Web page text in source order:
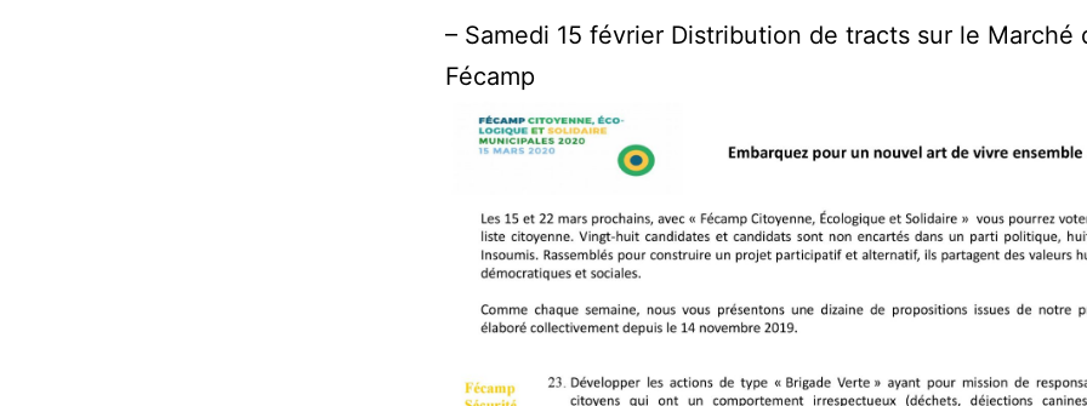
– Samedi 15 février Distribution de tracts sur le Marché
Fécamp